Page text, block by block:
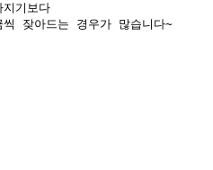
기보다
잦아드는 경우가 많습니다~